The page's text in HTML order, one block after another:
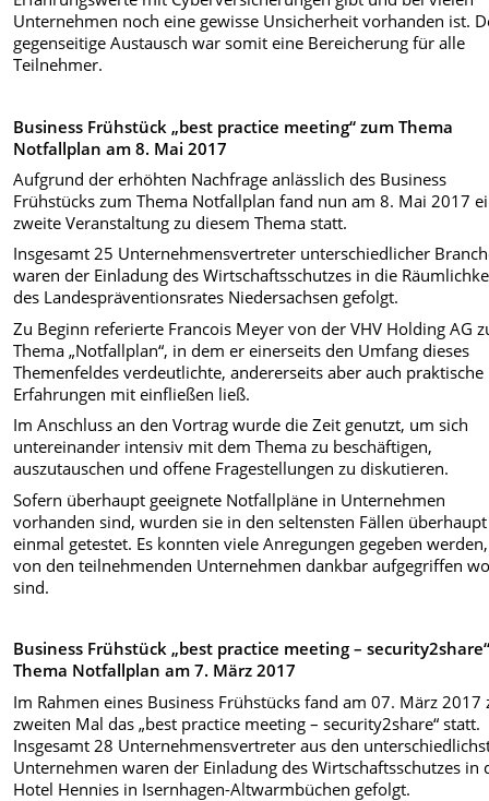
Unternehmen noch eine gewisse Unsicherheit vorhanden ist.
gegenseitige Austausch war somit eine Bereicherung für alle
Teilnehmer.
Business Frühstück „best practice meeting“ zum Thema
Notfallplan am 8. Mai 2017
Aufgrund der erhöhten Nachfrage anlässlich des Business
Frühstücks zum Thema Notfallplan fand nun am 8. Mai 2017
zweite Veranstaltung zu diesem Thema statt.
Insgesamt 25 Unternehmensvertreter unterschiedlicher
waren der Einladung des Wirtschaftsschutzes in die
des Landespräventionsrates Niedersachsen gefolgt.
Zu Beginn referierte Francois Meyer von der VHV Holding AG
Thema „Notfallplan“, in dem er einerseits den Umfang dieses
Themenfeldes verdeutlichte, andererseits aber auch praktische
Erfahrungen mit einfließen ließ.
Im Anschluss an den Vortrag wurde die Zeit genutzt, um sich
untereinander intensiv mit dem Thema zu beschäftigen,
auszutauschen und offene Fragestellungen zu diskutieren.
Sofern überhaupt geeignete Notfallpläne in Unternehmen
vorhanden sind, wurden sie in den seltensten Fällen überhaupt
einmal getestet. Es konnten viele Anregungen gegeben
von den teilnehmenden Unternehmen dankbar aufgegriffen
sind.
Business Frühstück „best practice meeting –
Thema Notfallplan am 7. März 2017
Im Rahmen eines Business Frühstücks fand am 07. März 2017
zweiten Mal das „best practice meeting – security2share“ statt.
Insgesamt 28 Unternehmensvertreter aus den
Unternehmen waren der Einladung des Wirtschaftsschutzes in
Hotel Hennies in Isernhagen-Altwarmbüchen gefolgt.